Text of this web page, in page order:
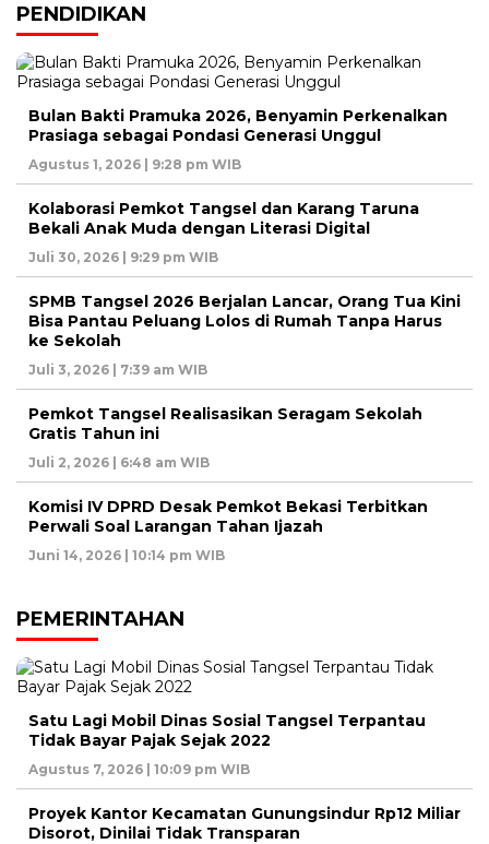
PENDIDIKAN
Bulan Bakti Pramuka 2026, Benyamin Perkenalkan
Prasiaga sebagai Pondasi Generasi Unggul
Agustus 1, 2026 | 9:28 pm WIB
Kolaborasi Pemkot Tangsel dan Karang Taruna
Bekali Anak Muda dengan Literasi Digital
Juli 30, 2026 | 9:29 pm WIB
SPMB Tangsel 2026 Berjalan Lancar, Orang Tua Kini
Bisa Pantau Peluang Lolos di Rumah Tanpa Harus
ke Sekolah
Juli 3, 2026 | 7:39 am WIB
Pemkot Tangsel Realisasikan Seragam Sekolah
Gratis Tahun ini
Juli 2, 2026 | 6:48 am WIB
Komisi IV DPRD Desak Pemkot Bekasi Terbitkan
Perwali Soal Larangan Tahan Ijazah
Juni 14, 2026 | 10:14 pm WIB
PEMERINTAHAN
Satu Lagi Mobil Dinas Sosial Tangsel Terpantau
Tidak Bayar Pajak Sejak 2022
Agustus 7, 2026 | 10:09 pm WIB
Proyek Kantor Kecamatan Gunungsindur Rp12 Miliar
Disorot, Dinilai Tidak Transparan